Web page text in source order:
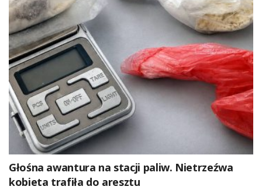
Głośna awantura na stacji paliw. Nietrzeźwa
kobieta trafiła do aresztu